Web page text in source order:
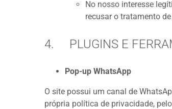
No nosso interesse
recusar o tratamento
4. PLUGINS E
Pop-up WhatsApp
O site possui um canal de
própria política de privacidade,